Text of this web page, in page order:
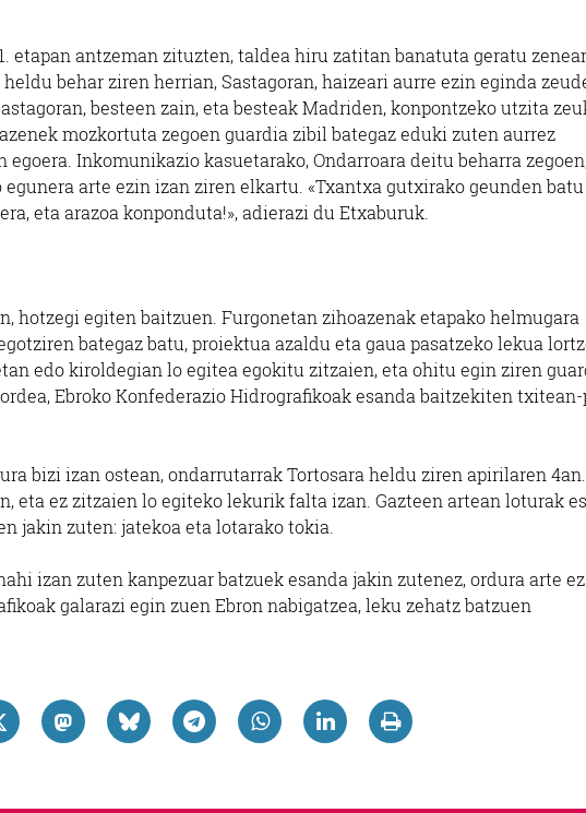
etapan antzeman zituzten, taldea hiru zatitan banatuta geratu
behar ziren herrian, Sastagoran, haizeari aurre ezin eginda
besteen zain, eta besteak Madriden, konpontzeko utzita
mozkortuta zegoen guardia zibil bategaz eduki zuten aurrez
Inkomunikazio kasuetarako, Ondarroara deitu beharra
arte ezin izan ziren elkartu. «Txantxa gutxirako geunden batu
eta arazoa konponduta!», adierazi du Etxaburuk.
hotzegi egiten baitzuen. Furgonetan zihoazenak etapako helmugara
bategaz batu, proiektua azaldu eta gaua pasatzeko lekua
edo kiroldegian lo egitea egokitu zitzaien, eta ohitu egin ziren
Ebroko Konfederazio Hidrografikoak esanda baitzekiten
bizi izan ostean, ondarrutarrak Tortosara heldu ziren apirilaren 4an.
eta ez zitzaien lo egiteko lekurik falta izan. Gazteen artean loturak
jakin zuten: jatekoa eta lotarako tokia.
izan zuten kanpezuar batzuek esanda jakin zutenez, ordura arte ez
galarazi egin zuen Ebron nabigatzea, leku zehatz batzuen